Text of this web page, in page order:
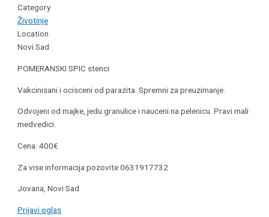
Category
Životinje
Location
Novi Sad
POMERANSKI SPIC stenci
Vakcinisani i ocisceni od parazita. Spremni za preuzimanje.
Odvojeni od majke, jedu granulice i nauceni na pelenicu. Pravi mali
medvedici.
Cena: 400€
Za vise informacija pozovite 0631917732
Jovana, Novi Sad
Prijavi oglas